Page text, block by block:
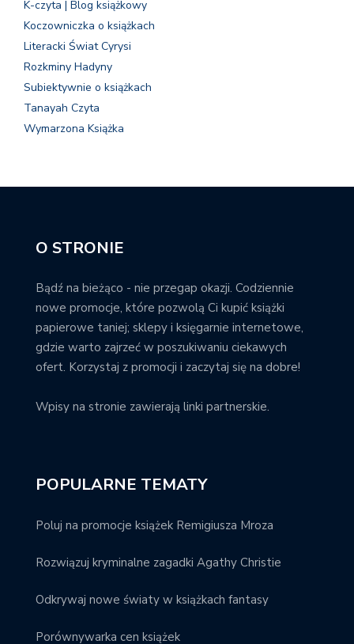
K-czyta | Blog książkowy
Koczowniczka o książkach
Literacki Świat Cyrysi
Rozkminy Hadyny
Subiektywnie o książkach
Tanayah Czyta
Wymarzona Książka
O STRONIE
Bądź na bieżąco - nie przegap okazji. Codziennie
nowe promocje, które pozwolą Ci kupić książki
papierowe taniej; sklepy i księgarnie internetowe,
gdzie warto zajrzeć w poszukiwaniu ciekawych
ofert. Korzystaj z promocji i zaczytaj się na dobre!
Wpisy na stronie zawierają linki partnerskie.
POPULARNE TEMATY
Poluj na promocje książek Remigiusza Mroza
Rozwiązuj kryminalne zagadki Agathy Christie
Odkrywaj nowe światy w książkach fantasy
Porównywarka cen książek